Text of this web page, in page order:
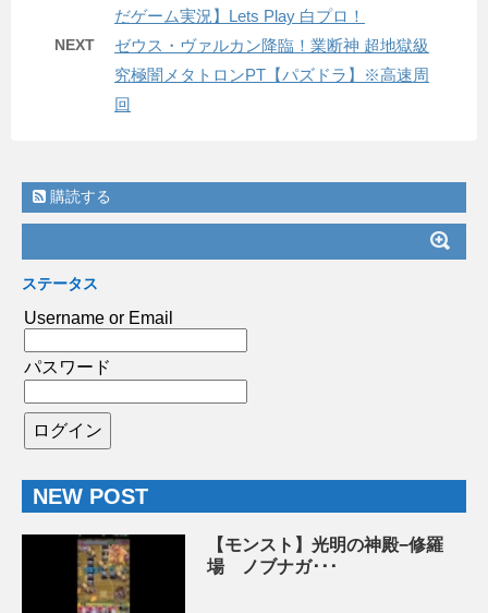
だゲーム実況】Lets Play 白プロ！
NEXT
ゼウス・ヴァルカン降臨！業断神 超地獄級
究極闇メタトロンPT【パズドラ】※高速周
回
購読する
ステータス
Username or Email
パスワード
NEW POST
【モンスト】光明の神殿−修羅
場 ノブナガ･･･